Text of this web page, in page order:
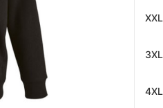
XXL
3XL
4XL